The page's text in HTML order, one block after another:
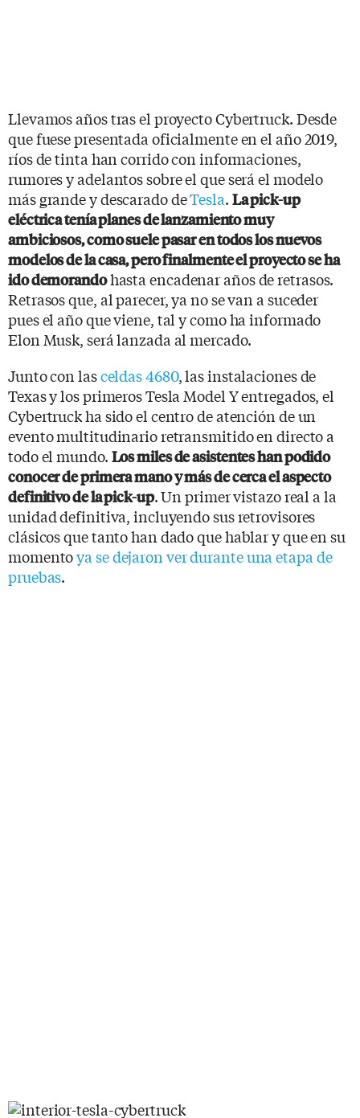
Llevamos años tras el proyecto Cybertruck. Desde
que fuese presentada oficialmente en el año 2019,
ríos de tinta han corrido con informaciones,
rumores y adelantos sobre el que será el modelo
más grande y descarado deTesla. La pick-up
eléctrica tenía planes de lanzamiento muy
ambiciosos, como suele pasar en todos los nuevos
modelos de la casa, pero finalmente el proyecto se ha
ido demorandohasta encadenar años de retrasos.
Retrasos que, al parecer, ya no se van a suceder
pues el año que viene, tal y como ha informado
Elon Musk, será lanzada al mercado.
Junto con lasceldas 4680, las instalaciones de
Texas y los primeros Tesla Model Y entregados, el
Cybertruck ha sido el centro de atención de un
evento multitudinario retransmitido en directo a
todo el mundo. Los miles de asistentes han podido
conocer de primera mano y más de cerca el aspecto
definitivo de la pick-up. Un primer vistazo real a la
unidad definitiva, incluyendo sus retrovisores
clásicos que tanto han dado que hablar y que en su
momentoya se dejaron ver durante una etapa de
pruebas.